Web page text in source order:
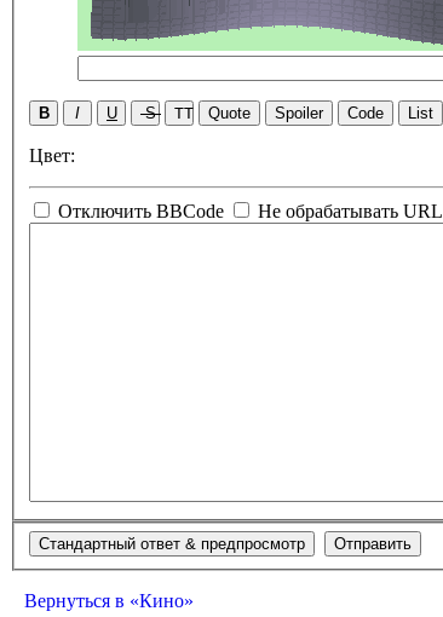
B I U S TT Quote Spoiler Code List
Цвет:
Отключить BBCode Не обрабатывать URL
Вернуться в «Кино»